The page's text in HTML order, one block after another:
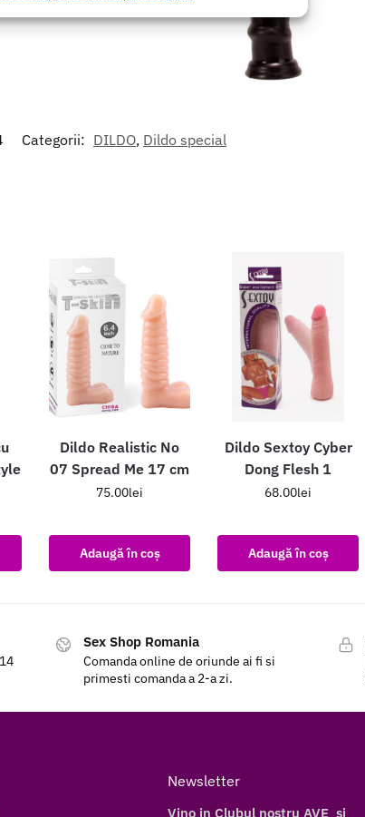
activ.
Mereu activ
un
Categorii: DILDO, Dildo special
Dildo Realistic No
07 Spread Me 17 cm
75.00lei
Adaugă în coș
Dildo Sextoy Cyber
Dong Flesh 1
68.00lei
Adaugă în coș
Sex Shop Romania
Comanda online de oriunde ai fi si
primesti comanda a 2-a zi.
Newsletter
Vino in Clubul nostru AVE si